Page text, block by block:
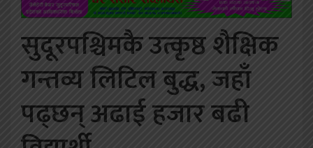
सुदूरपश्चिमकै उत्कृष्ठ शैक्षिक
गन्तव्य लिटिल बुद्ध, जहाँ
पढ्छन् अढाई हजार बढी